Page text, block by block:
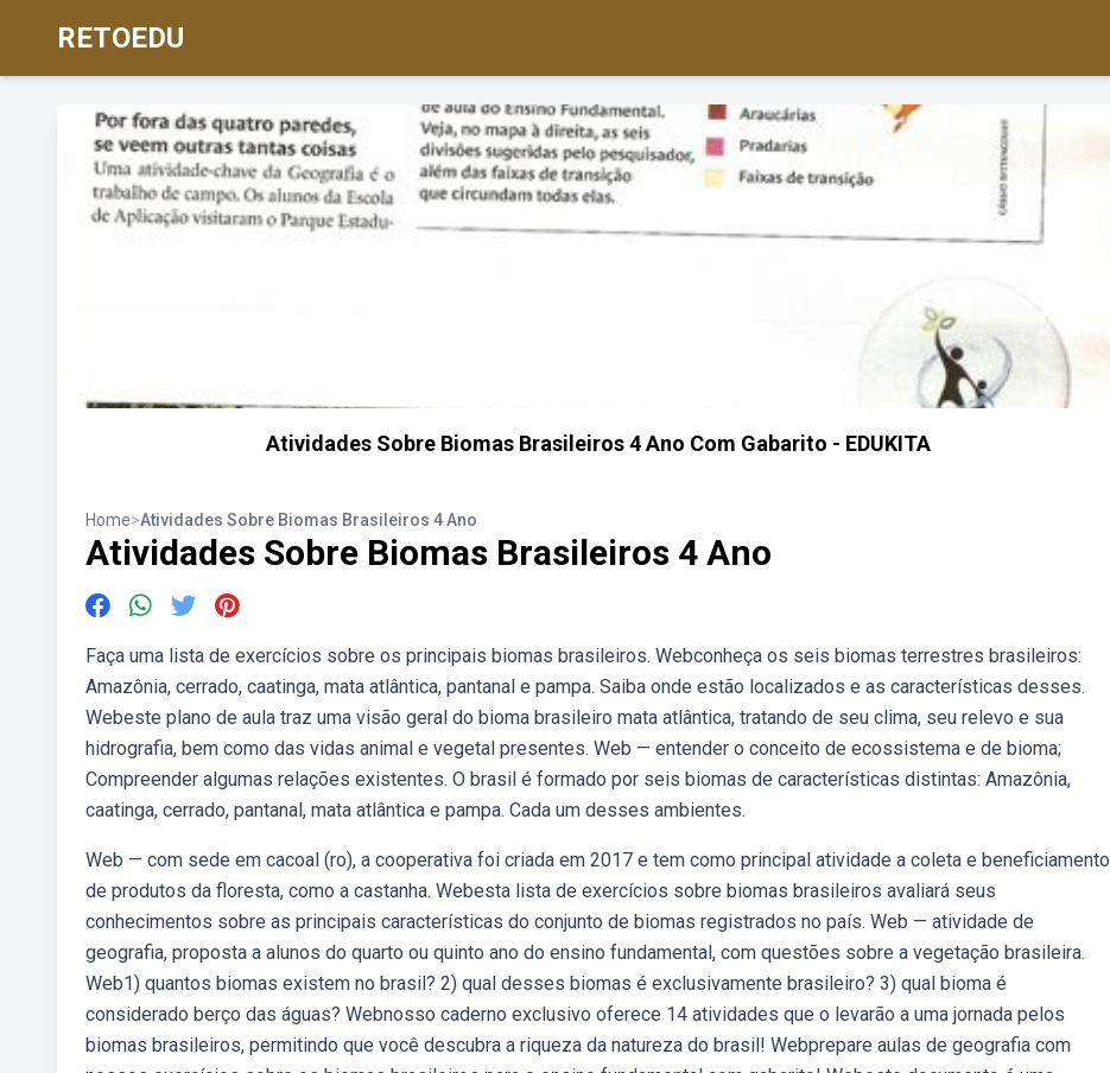
RETOEDU
Atividades Sobre Biomas Brasileiros 4 Ano Com Gabarito - EDUKITA
Home>Atividades Sobre Biomas Brasileiros 4 Ano
Atividades Sobre Biomas Brasileiros 4 Ano
Faça uma lista de exercícios sobre os principais biomas brasileiros. Webconheça os seis biomas terrestres brasileiros:
Amazônia, cerrado, caatinga, mata atlântica, pantanal e pampa. Saiba onde estão localizados e as características desses.
Webeste plano de aula traz uma visão geral do bioma brasileiro mata atlântica, tratando de seu clima, seu relevo e sua
hidrografia, bem como das vidas animal e vegetal presentes. Web — entender o conceito de ecossistema e de bioma;
Compreender algumas relações existentes. O brasil é formado por seis biomas de características distintas: Amazônia,
caatinga, cerrado, pantanal, mata atlântica e pampa. Cada um desses ambientes.
Web — com sede em cacoal (ro), a cooperativa foi criada em 2017 e tem como principal atividade a coleta e beneficiamento
de produtos da floresta, como a castanha. Webesta lista de exercícios sobre biomas brasileiros avaliará seus
conhecimentos sobre as principais características do conjunto de biomas registrados no país. Web — atividade de
geografia, proposta a alunos do quarto ou quinto ano do ensino fundamental, com questões sobre a vegetação brasileira.
Web1) quantos biomas existem no brasil? 2) qual desses biomas é exclusivamente brasileiro? 3) qual bioma é
considerado berço das águas? Webnosso caderno exclusivo oferece 14 atividades que o levarão a uma jornada pelos
biomas brasileiros, permitindo que você descubra a riqueza da natureza do brasil! Webprepare aulas de geografia com